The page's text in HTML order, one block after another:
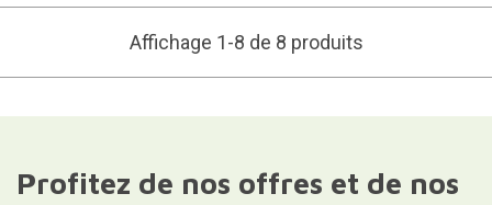
Affichage 1-8 de 8 produits
Profitez de nos offres et de nos